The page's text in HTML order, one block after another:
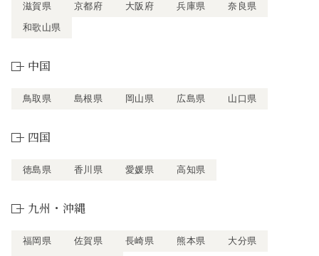
滋賀県 京都府 大阪府 兵庫県
奈良県
和歌山県
中国
鳥取県 島根県 岡山県 広島県 山口県
四国
徳島県 香川県 愛媛県 高知県
九州・沖縄
福岡県 佐賀県 長崎県 熊本県
大分県